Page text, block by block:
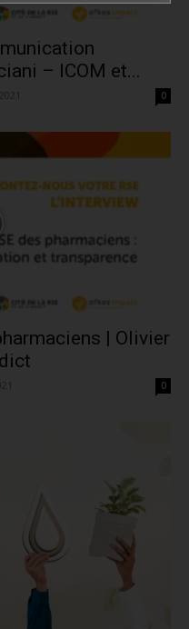
– ICOM et...
0
| Olivier
0